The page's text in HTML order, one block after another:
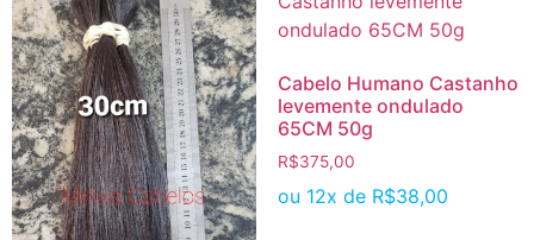
Cabelo Humano Castanho
levemente ondulado
65CM 50g
R$375,00
ou 12x de R$38,00